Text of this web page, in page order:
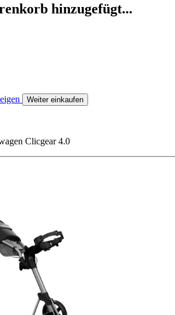
hinzugefügt...
Weiter einkaufen
Clicgear 4.0